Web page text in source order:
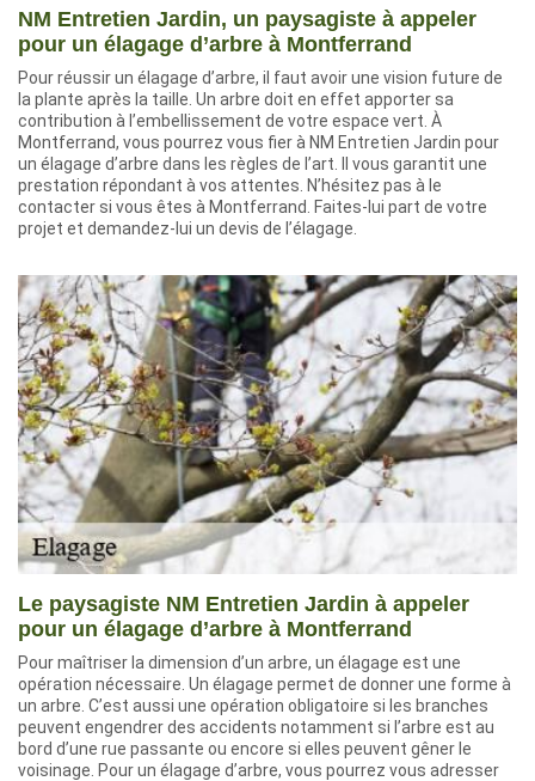
NM Entretien Jardin, un paysagiste à appeler
pour un élagage d’arbre à Montferrand
Pour réussir un élagage d’arbre, il faut avoir une vision future de
la plante après la taille. Un arbre doit en effet apporter sa
contribution à l’embellissement de votre espace vert. À
Montferrand, vous pourrez vous fier à NM Entretien Jardin pour
un élagage d’arbre dans les règles de l’art. Il vous garantit une
prestation répondant à vos attentes. N’hésitez pas à le
contacter si vous êtes à Montferrand. Faites-lui part de votre
projet et demandez-lui un devis de l’élagage.
Le paysagiste NM Entretien Jardin à appeler
pour un élagage d’arbre à Montferrand
Pour maîtriser la dimension d’un arbre, un élagage est une
opération nécessaire. Un élagage permet de donner une forme à
un arbre. C’est aussi une opération obligatoire si les branches
peuvent engendrer des accidents notamment si l’arbre est au
bord d’une rue passante ou encore si elles peuvent gêner le
voisinage. Pour un élagage d’arbre, vous pourrez vous adresser